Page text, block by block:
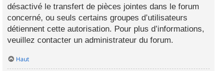
désactivé le transfert de pièces jointes dans le forum
concerné, ou seuls certains groupes d’utilisateurs
détiennent cette autorisation. Pour plus d’informations,
veuillez contacter un administrateur du forum.
Haut